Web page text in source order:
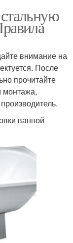
внимание на
После
прочитайте
монтажа,
ванной